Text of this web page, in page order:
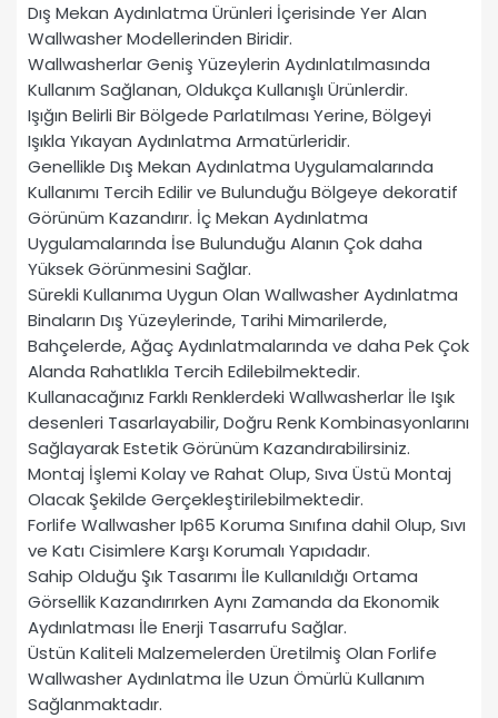
Dış Mekan Aydınlatma Ürünleri İçerisinde Yer Alan
Wallwasher Modellerinden Biridir.
Wallwasherlar Geniş Yüzeylerin Aydınlatılmasında
Kullanım Sağlanan, Oldukça Kullanışlı Ürünlerdir.
Işığın Belirli Bir Bölgede Parlatılması Yerine, Bölgeyi
Işıkla Yıkayan Aydınlatma Armatürleridir.
Genellikle Dış Mekan Aydınlatma Uygulamalarında
Kullanımı Tercih Edilir ve Bulunduğu Bölgeye dekoratif
Görünüm Kazandırır. İç Mekan Aydınlatma
Uygulamalarında İse Bulunduğu Alanın Çok daha
Yüksek Görünmesini Sağlar.
Sürekli Kullanıma Uygun Olan Wallwasher Aydınlatma
Binaların Dış Yüzeylerinde, Tarihi Mimarilerde,
Bahçelerde, Ağaç Aydınlatmalarında ve daha Pek Çok
Alanda Rahatlıkla Tercih Edilebilmektedir.
Kullanacağınız Farklı Renklerdeki Wallwasherlar İle Işık
desenleri Tasarlayabilir, Doğru Renk Kombinasyonlarını
Sağlayarak Estetik Görünüm Kazandırabilirsiniz.
Montaj İşlemi Kolay ve Rahat Olup, Sıva Üstü Montaj
Olacak Şekilde Gerçekleştirilebilmektedir.
Forlife Wallwasher Ip65 Koruma Sınıfına dahil Olup, Sıvı
ve Katı Cisimlere Karşı Korumalı Yapıdadır.
Sahip Olduğu Şık Tasarımı İle Kullanıldığı Ortama
Görsellik Kazandırırken Aynı Zamanda da Ekonomik
Aydınlatması İle Enerji Tasarrufu Sağlar.
Üstün Kaliteli Malzemelerden Üretilmiş Olan Forlife
Wallwasher Aydınlatma İle Uzun Ömürlü Kullanım
Sağlanmaktadır.